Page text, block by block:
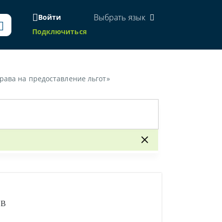
Войти
Подключиться
Выбрать язык
на предоставление льгот»